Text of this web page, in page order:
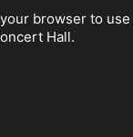
browser to
Hall.